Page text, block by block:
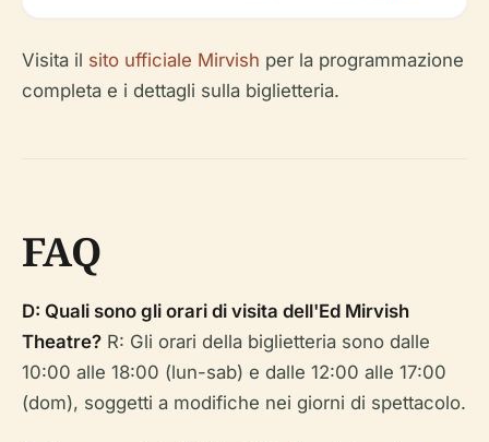
Visita il sito ufficiale Mirvish per la programmazione
completa e i dettagli sulla biglietteria.
FAQ
D: Quali sono gli orari di visita dell'Ed Mirvish
Theatre? R: Gli orari della biglietteria sono dalle
10:00 alle 18:00 (lun-sab) e dalle 12:00 alle 17:00
(dom), soggetti a modifiche nei giorni di spettacolo.